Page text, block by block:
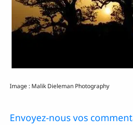
Image : Malik Dieleman Photography
Envoyez-nous vos